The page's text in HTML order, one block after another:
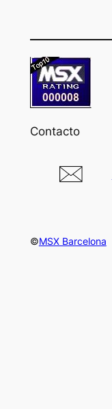
Contacto
©MSX Barcelona